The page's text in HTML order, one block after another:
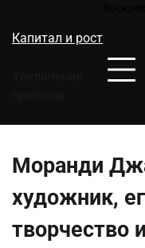
содержимому
Капитал и рост
Моранди
художник,
творчество